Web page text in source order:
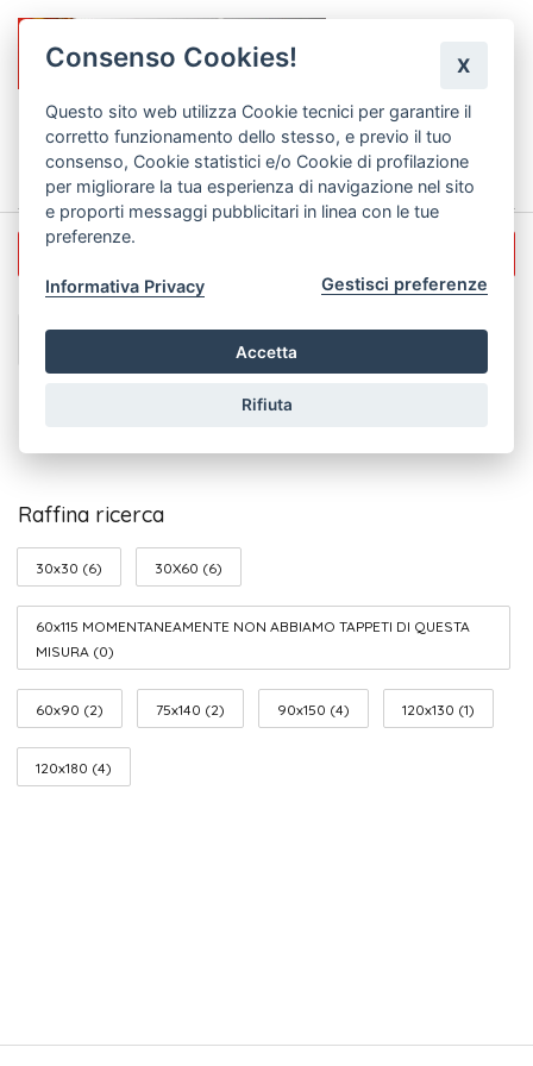
Tappeti punto catenella
Raffina ricerca
30x30 (6) 30X60 (6)
60x115 MOMENTANEAMENTE NON ABBIAMO TAPPETI DI QUESTA
MISURA (0)
60x90 (2) 75x140 (2) 90x150 (4) 120x130 (1)
120x180 (4)
X
Consenso Cookies!
Questo sito web utilizza Cookie tecnici per garantire il
corretto funzionamento dello stesso, e previo il tuo
consenso, Cookie statistici e/o Cookie di profilazione
per migliorare la tua esperienza di navigazione nel sito
e proporti messaggi pubblicitari in linea con le tue
preferenze.
Informativa Privacy Gestisci preferenze
Accetta
Rifiuta